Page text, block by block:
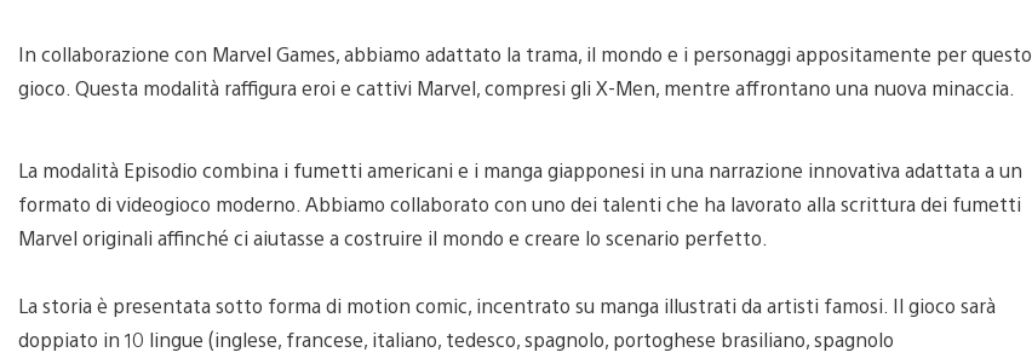
In collaborazione con Marvel Games, abbiamo adattato la trama, il mondo e i personaggi appositamente per questo
gioco. Questa modalità raffigura eroi e cattivi Marvel, compresi gli X-Men, mentre affrontano una nuova minaccia.
La modalità Episodio combina i fumetti americani e i manga giapponesi in una narrazione innovativa adattata a un
formato di videogioco moderno. Abbiamo collaborato con uno dei talenti che ha lavorato alla scrittura dei fumetti
Marvel originali affinché ci aiutasse a costruire il mondo e creare lo scenario perfetto.
La storia è presentata sotto forma di motion comic, incentrato su manga illustrati da artisti famosi. Il gioco sarà
doppiato in 10 lingue (inglese, francese, italiano, tedesco, spagnolo, portoghese brasiliano, spagnolo